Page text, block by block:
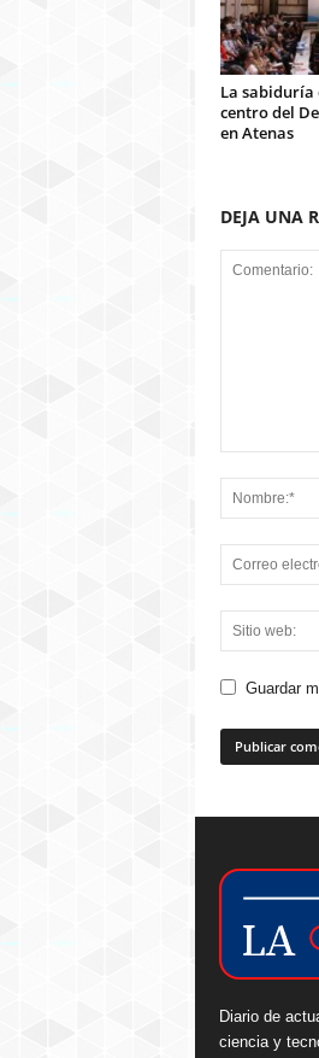
La sabiduría
centro del
en Atenas
DEJA UNA
Guardar
Diario de
ciencia y